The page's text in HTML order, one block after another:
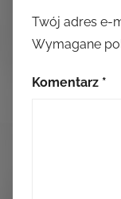
Twój adres e-
Wymagane
Komentarz *